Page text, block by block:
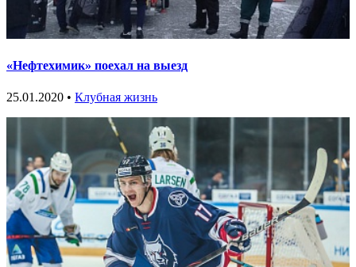
«Нефтехимик» поехал на выезд
25.01.2020 • Клубная жизнь